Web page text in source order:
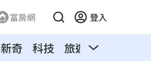
富房網 登入
新奇 科技 旅遊 汽車